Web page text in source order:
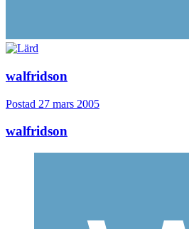
walfridson
Postad 27 mars 2005
walfridson